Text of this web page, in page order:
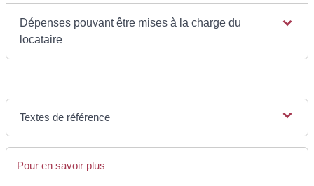
Dépenses pouvant être mises à la charge du
locataire
Textes de référence
Pour en savoir plus